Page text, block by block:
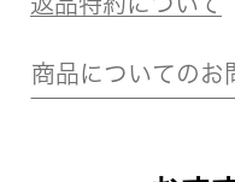
商品についてのお